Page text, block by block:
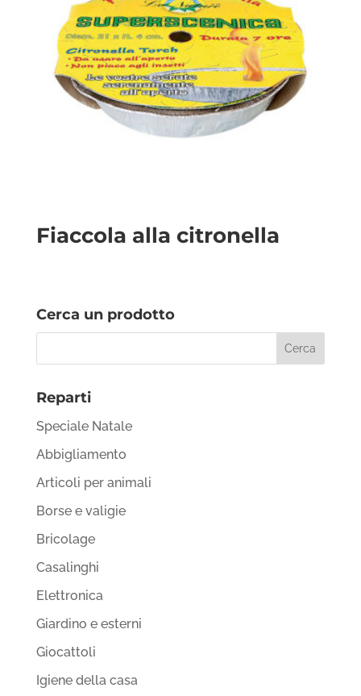
Fiaccola alla citronella
Cerca un prodotto
Reparti
Speciale Natale
Abbigliamento
Articoli per animali
Borse e valigie
Bricolage
Casalinghi
Elettronica
Giardino e esterni
Giocattoli
Igiene della casa